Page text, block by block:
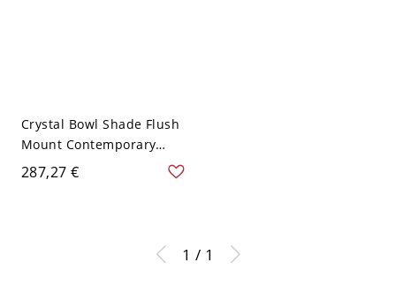
Crystal Bowl Shade Flush
Mount Contemporary
21.5"/29.5" W 7 Lights
Close to Ceiling Light in
287,27 €
1 / 1